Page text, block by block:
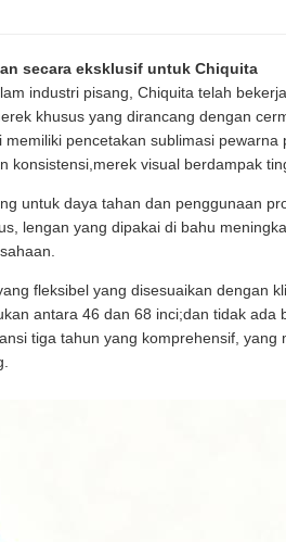
secara eksklusif untuk Chiquita
industri pisang, Chiquita telah
khusus yang dirancang dengan
pencetakan sublimasi
visual berdampak
untuk daya tahan dan penggunaan
lengan yang dipakai di bahu
fleksibel yang disesuaikan dengan
antara 46 dan 68 inci;dan tidak ada
tiga tahun yang komprehensif,